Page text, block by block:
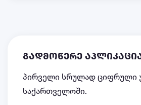
გადმოწერე
პირველი სრულად ციფრული
საქართველოში.